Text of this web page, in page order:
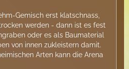
Gemisch erst klatschnass,
werden - dann ist es fest
oder es als Baumaterial
von innen zukleistern damit.
Arten kann die Arena